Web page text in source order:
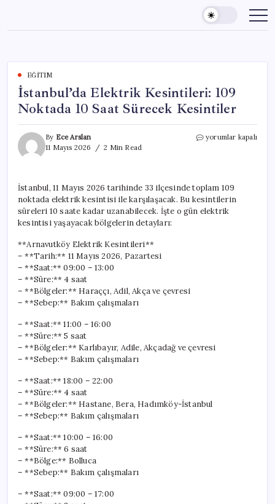
content
EĞITIM
İstanbul’da Elektrik Kesintileri: 109
Noktada 10 Saat Sürecek Kesintiler
By Ece Arslan
11 Mayıs 2026
2 Min Read
İstanbul’da
10
Saat
Sürecek
yorumlar kapalı
İstanbul, 11 Mayıs 2026 tarihinde 33 ilçesinde toplam 109
noktada elektrik kesintisi ile karşılaşacak. Bu kesintilerin
süreleri 10 saate kadar uzanabilecek. İşte o gün elektrik
kesintisi yaşayacak bölgelerin detayları:
**Arnavutköy Elektrik Kesintileri**
– **Tarih:** 11 Mayıs 2026, Pazartesi
– **Saat:** 09:00 – 13:00
– **Süre:** 4 saat
– **Bölgeler:** Haraççı, Adil, Akça ve çevresi
– **Sebep:** Bakım çalışmaları
– **Saat:** 11:00 – 16:00
– **Süre:** 5 saat
– **Bölgeler:** Karlıbayır, Adile, Akçadağ ve çevresi
– **Sebep:** Bakım çalışmaları
– **Saat:** 18:00 – 22:00
– **Süre:** 4 saat
– **Bölgeler:** Hastane, Bera, Hadımköy-İstanbul
– **Sebep:** Bakım çalışmaları
– **Saat:** 10:00 – 16:00
– **Süre:** 6 saat
– **Bölge:** Bolluca
– **Sebep:** Bakım çalışmaları
– **Saat:** 09:00 – 17:00